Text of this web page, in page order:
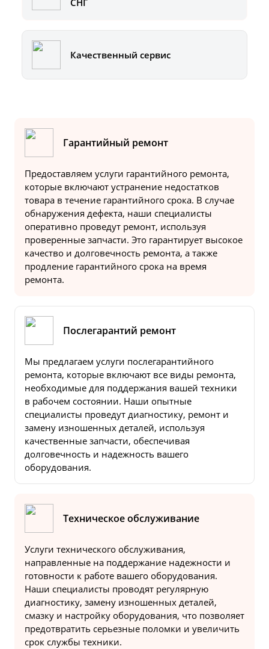
СНГ
Качественный сервис
Гарантийный ремонт
Предоставляем услуги гарантийного ремонта,
которые включают устранение недостатков
товара в течение гарантийного срока. В случае
обнаружения дефекта, наши специалисты
оперативно проведут ремонт, используя
проверенные запчасти. Это гарантирует высокое
качество и долговечность ремонта, а также
продление гарантийного срока на время
ремонта.
Послегарантий ремонт
Мы предлагаем услуги послегарантийного
ремонта, которые включают все виды ремонта,
необходимые для поддержания вашей техники
в рабочем состоянии. Наши опытные
специалисты проведут диагностику, ремонт и
замену изношенных деталей, используя
качественные запчасти, обеспечивая
долговечность и надежность вашего
оборудования.
Техническое обслуживание
Услуги технического обслуживания,
направленные на поддержание надежности и
готовности к работе вашего оборудования.
Наши специалисты проводят регулярную
диагностику, замену изношенных деталей,
смазку и настройку оборудования, что позволяет
предотвратить серьезные поломки и увеличить
срок службы техники.